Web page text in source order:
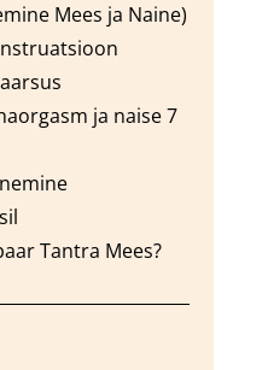
Mees ja Naine)
ja naise 7
Tantra Mees?